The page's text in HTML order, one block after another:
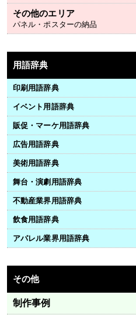
その他のエリア
パネル・ポスターの納品
用語辞典
印刷用語辞典
イベント用語辞典
販促・マーケ用語辞典
広告用語辞典
美術用語辞典
舞台・演劇用語辞典
不動産業界用語辞典
飲食用語辞典
アパレル業界用語辞典
その他
制作事例